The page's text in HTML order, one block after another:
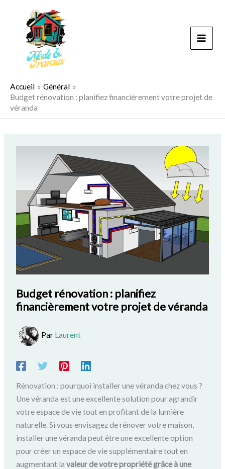
Accueil
Général
Budget rénovation : planifiez financièrement votre projet de
véranda
Budget rénovation : planifiez
financièrement votre projet de véranda
Par Laurent
Rénovation : pourquoi installer une véranda chez vous ?
Une véranda est une excellente solution pour agrandir
votre espace de vie tout en profitant de la lumière
naturelle. Si vous envisagez de rénover votre maison,
installer une véranda peut être une excellente option
pour créer un espace de vie supplémentaire tout en
augmentant lavaleur de votre propriété grâce à une